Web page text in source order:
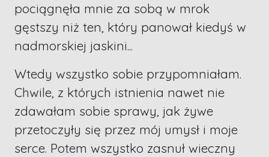
pociągnęła mnie za sobą w mrok
gęstszy niż ten, który panował kiedyś w
nadmorskiej jaskini...
Wtedy wszystko sobie przypomniałam.
Chwile, z których istnienia nawet nie
zdawałam sobie sprawy, jak żywe
przetoczyły się przez mój umysł i moje
serce. Potem wszystko zasnuł wieczny